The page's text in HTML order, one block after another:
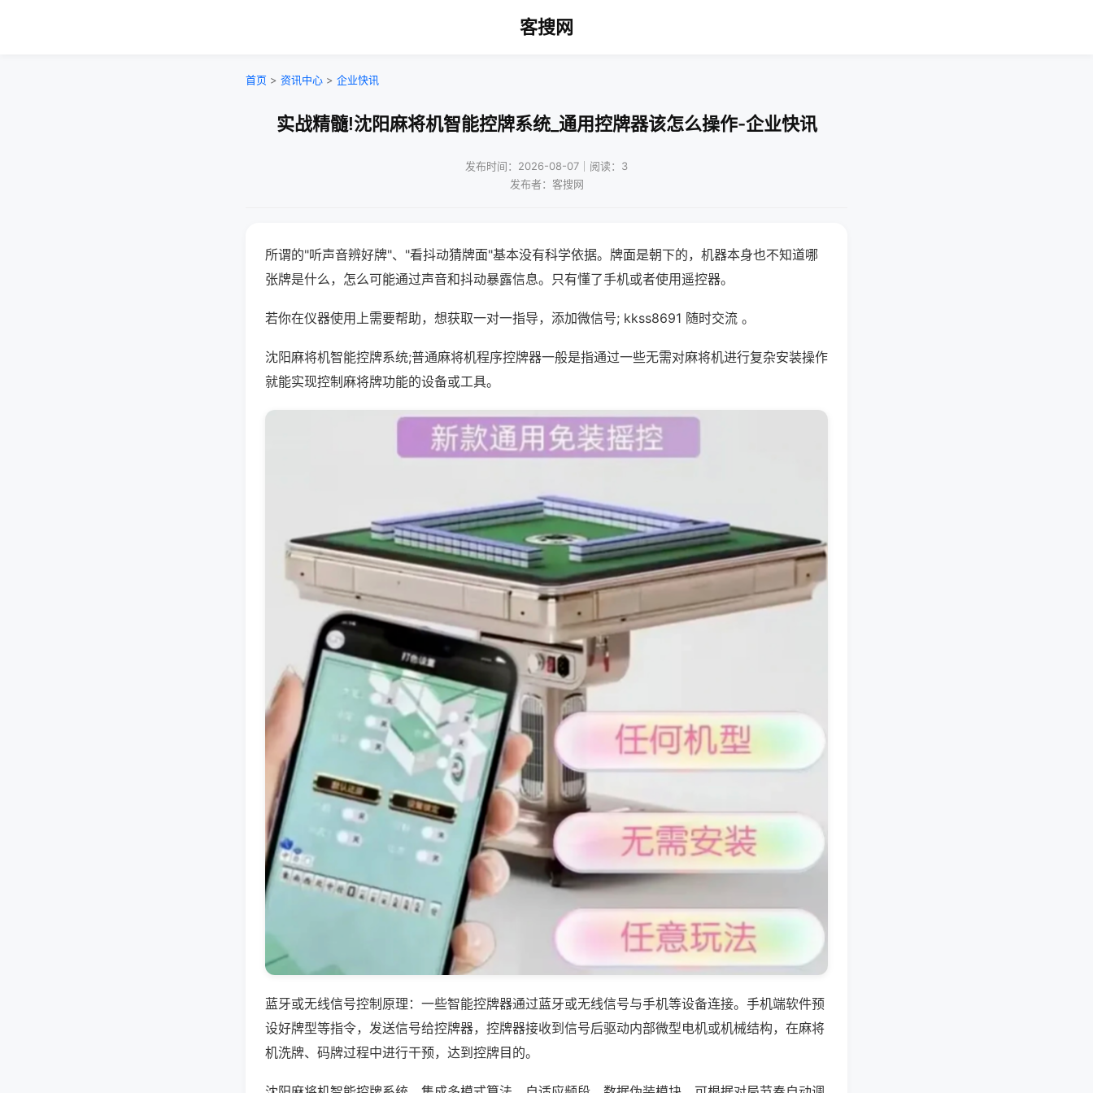
客搜网
首页 > 资讯中心 > 企业快讯
实战精髓!沈阳麻将机智能控牌系统_通用控牌器该怎么操作-企业快讯
发布时间：2026-08-07｜阅读：3
发布者：客搜网
所谓的"听声音辨好牌"、"看抖动猜牌面"基本没有科学依据。牌面是朝下的，机器本身也不知道哪
张牌是什么，怎么可能通过声音和抖动暴露信息。只有懂了手机或者使用遥控器。
若你在仪器使用上需要帮助，想获取一对一指导，添加微信号; kkss8691 随时交流 。
沈阳麻将机智能控牌系统;普通麻将机程序控牌器一般是指通过一些无需对麻将机进行复杂安装操作
就能实现控制麻将牌功能的设备或工具。
蓝牙或无线信号控制原理：一些智能控牌器通过蓝牙或无线信号与手机等设备连接。手机端软件预
设好牌型等指令，发送信号给控牌器，控牌器接收到信号后驱动内部微型电机或机械结构，在麻将
机洗牌、码牌过程中进行干预，达到控牌目的。